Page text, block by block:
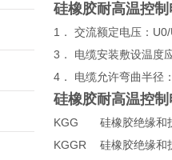
硅橡胶耐高温控制
1． 交流额定电压：
3． 电缆安装敷设温度
4． 电缆允许弯曲半径
硅橡胶耐高温控制
KGG
硅橡胶绝缘和
KGGR
硅橡胶绝缘和